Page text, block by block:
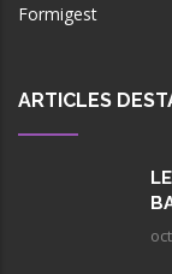
Formigest
ARTICLES